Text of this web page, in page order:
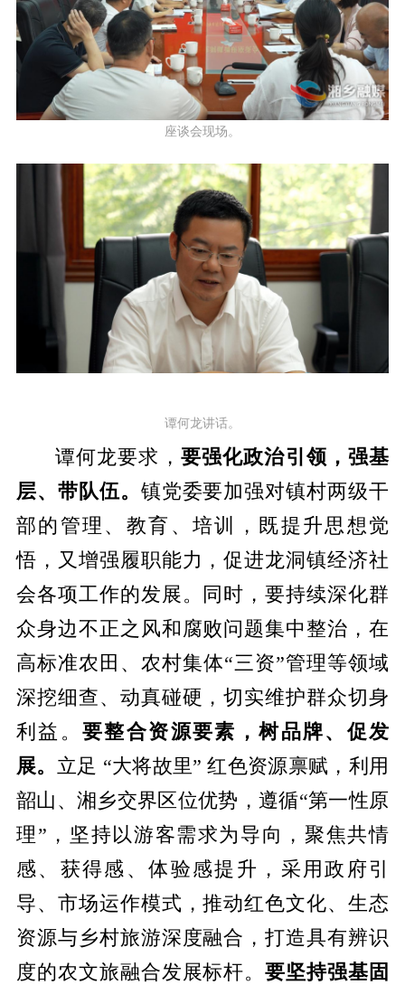
座谈会现场。
谭何龙讲话。
谭何龙要求， 要强化政治引领，强基
层、带队伍。 镇党委要加强对镇村两级干
部的管理、教育、培训，既提升思想觉
悟，又增强履职能力，促进龙洞镇经济社
会各项工作的发展。同时，要持续深化群
众身边不正之风和腐败问题集中整治，在
高标准农田、农村集体“三资”管理等领域
深挖细查、动真碰硬，切实维护群众切身
利益。要整合资源要素，树品牌、促发
展。 立足 “大将故里” 红色资源禀赋，利用
韶山、湘乡交界区位优势，遵循“第一性原
理”，坚持以游客需求为导向，聚焦共情
感、获得感、体验感提升，采用政府引
导、市场运作模式，推动红色文化、生态
资源与乡村旅游深度融合，打造具有辨识
度的农文旅融合发展标杆。要坚持强基固